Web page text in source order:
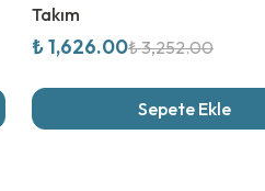
Takım
₺ 1,626.00₺ 3,252.00
Sepete Ekle